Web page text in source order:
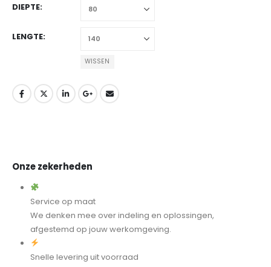
DIEPTE
LENGTE
WISSEN
Onze zekerheden
Service op maat
We denken mee over indeling en oplossingen,
afgestemd op jouw werkomgeving.
Snelle levering uit voorraad